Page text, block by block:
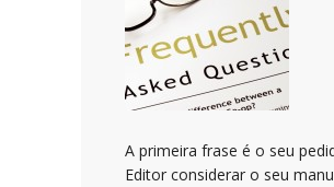
A primeira frase é o seu
Editor considerar o seu